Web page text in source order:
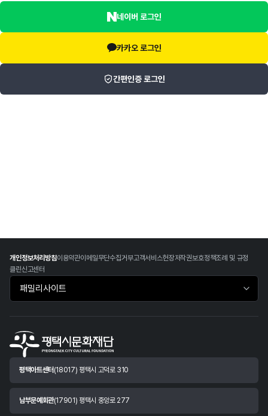
네이버 로그인
카카오 로그인
간편인증 로그인
개인정보처리방침이용약관이메일무단수집거부고객서비스헌장저작권보호정책조례 및 규정
클린신고센터
패밀리사이트 바로가기
평택아트센터 (18017) 평택시 고덕로 310
남부문예회관(17901) 평택시 중앙로 277